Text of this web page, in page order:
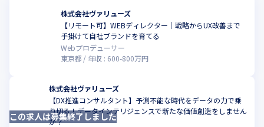
株式会社ヴァリューズ
【リモート可】WEBディレクター｜戦略からUX改善まで
手掛けて自社ブランドを育てる
Webプロデューサー
東京都
年収 : 600-800万円
株式会社ヴァリューズ
【DX推進コンサルタント】予測不能な時代をデータの力で乗
り切る！データインテリジェンスで新たな価値創造をしません
か？
この求人は募集終了しました